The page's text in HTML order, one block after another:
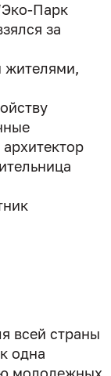
Парк
за
всей страны
одна